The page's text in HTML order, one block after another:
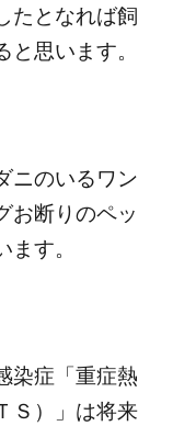
たとなれば飼
思います。
ニのいるワン
お断りのペッ
す。
染症「重症熱
Ｓ）」は将来